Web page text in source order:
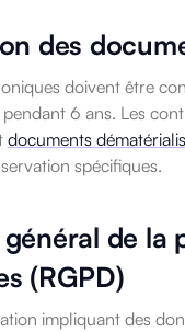
des
doivent être
6 ans. Les
documents
spécifiques.
général de la
(RGPD)
impliquant des